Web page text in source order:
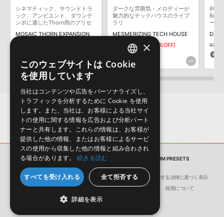
構成する全てのサウンドが、サンプルパックに含まれていることを
保証するものではありません。
しかねます。
シネマティック、サウンドトラ
ック、アンビエント、ダウンテ
ンポに適したThorn用のプリセ
MOSAIC THORN EXPANSION
ダークな雰囲気・メロディーが
魅力的なテックハウスのライブ
ラリ
MESMERIZING TECH HOUSE
¥2,926 ¥1,463(50%OFF)
73pt
808
ーク
サンプルパック BRICK CITY TRAP - SERUM PRESETS
会社概要 環境保護（CSR）への取り組み
特定商取引に関する法律に基づく表示
サイト動作環境
利用規約 個人情報の保護について 採用について
ENGLISH
×
このウェブサイトは Cookie
を使用しています
当社はコンテンツや広告をパーソナライズし、
トラフィックを分析するために Cookie を使用
します。また、当社は、お客様による当社サイ
トの使用に関する情報を広告および分析パート
ナーと共有します。これらの情報は、お客様が
提供した他の情報、またはお客様によるサービ
スの使用から収集した他の情報と組み合わされ
る場合があります。
続きを読む
すべてを受け入れる 全て拒否する
詳細を表示